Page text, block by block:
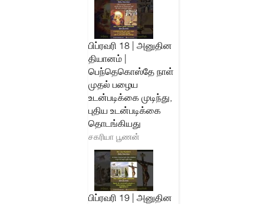
பிப்ரவரி 18 | அனுதின
தியானம் |
பெந்தெகொஸ்தே நாள்
முதல் பழைய
உடன்படிக்கை முடிந்து,
புதிய உடன்படிக்கை
தொடங்கியது
சகரியா பூணன்
பிப்ரவரி 19 | அனுதின